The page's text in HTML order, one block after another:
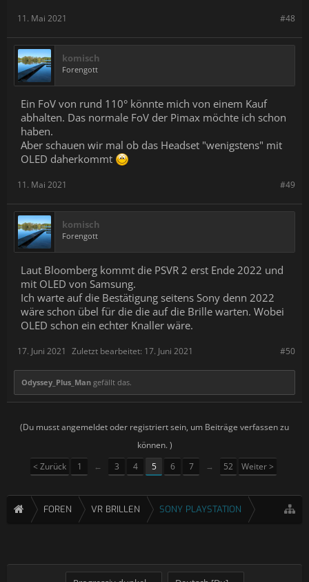
#48
11. Mai 2021
komisch
Forengott
Ein FoV von rund 110° könnte mich von einem Kauf
abhalten. Das normale FoV der Pimax möchte ich schon
haben.
Aber schauen wir mal ob das Headset "wenigstens" mit
OLED daherkommt
#49
11. Mai 2021
komisch
Forengott
Laut Bloomberg kommt die PSVR 2 erst Ende 2022 und
mit OLED von Samsung.
Ich warte auf die Bestätigung seitens Sony denn 2022
wäre schon übel für die die auf die Brille warten. Wobei
OLED schon ein echter Knaller wäre.
#50
17. Juni 2021 Zuletzt bearbeitet: 17. Juni 2021
Odyssey_Plus_Man gefällt das.
(Du musst angemeldet oder registriert sein, um Beiträge verfassen zu
können. )
< Zurück
1 ← 3 4 5 6 7 → 52 Weiter >
FOREN VR BRILLEN SONY PLAYSTATION